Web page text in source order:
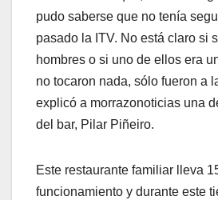
pudo saberse que no tenía
pasado la ITV. No está claro si
hombres o si uno de ellos era
no tocaron nada, sólo fueron a
explicó a morrazonoticias una
del bar, Pilar Piñeiro.
Este restaurante familiar lleva
funcionamiento y durante este